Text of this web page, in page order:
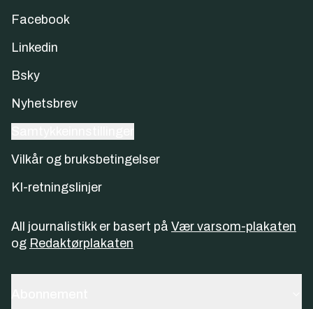
Facebook
Linkedin
Bsky
Nyhetsbrev
Vilkår og bruksbetingelser
KI-retningslinjer
All journalistikk er basert på Vær varsom-plakaten
og Redaktørplakaten